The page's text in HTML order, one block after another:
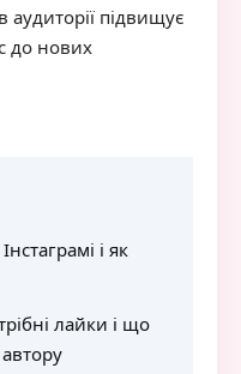
підвищує
до нових
і як
лайки і що